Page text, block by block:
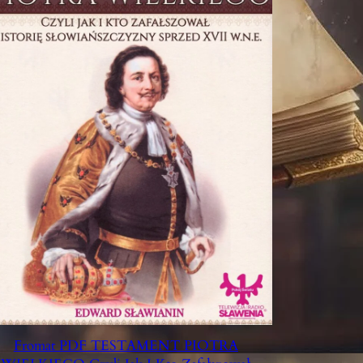
Fromat PDF TESTAMENT PIOTRA